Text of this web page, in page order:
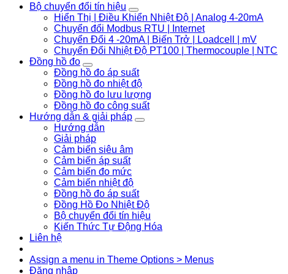
Bộ chuyển đổi tín hiệu
Hiển Thị | Điều Khiển Nhiệt Độ | Analog 4-20mA
Chuyển đổi Modbus RTU | Internet
Chuyển Đổi 4 -20mA | Biến Trở | Loadcell | mV
Chuyển Đổi Nhiệt Độ PT100 | Thermocouple | NTC
Đồng hồ đo
Đồng hồ đo áp suất
Đồng hồ đo nhiệt độ
Đồng hồ đo lưu lượng
Đồng hồ đo công suất
Hướng dẫn & giải pháp
Hướng dẫn
Giải pháp
Cảm biến siêu âm
Cảm biến áp suất
Cảm biến đo mức
Cảm biến nhiệt độ
Đồng hồ đo áp suất
Đồng Hồ Đo Nhiệt Độ
Bộ chuyển đổi tín hiệu
Kiến Thức Tự Động Hóa
Liên hệ
Assign a menu in Theme Options > Menus
Đăng nhập